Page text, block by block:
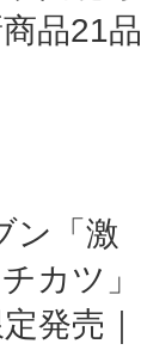
品21品
ン「激
カツ」
発売｜